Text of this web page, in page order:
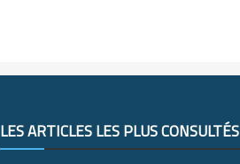
LES ARTICLES LES PLUS CONSULTÉS